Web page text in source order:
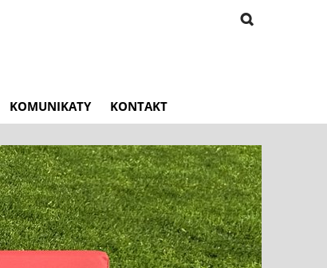
KOMUNIKATY KONTAKT